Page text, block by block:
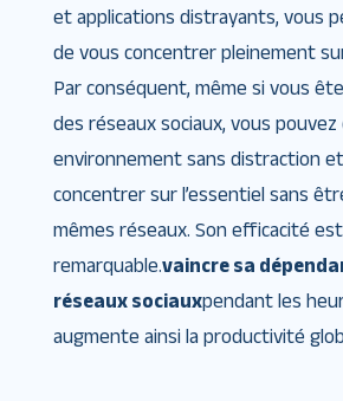
et applications distrayants, vous
de vous concentrer pleinement
Par conséquent, même si vous
des réseaux sociaux, vous pouvez
environnement sans distraction
concentrer sur l’essentiel sans
mêmes réseaux. Son efficacité est
remarquable.vaincre sa
réseaux sociauxpendant les
augmente ainsi la productivité